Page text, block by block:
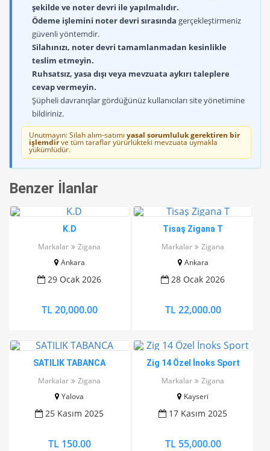
şekilde ve noter devri ile yapılmalıdır.
Ödeme işlemini noter devri sırasında gerçekleştirmeniz
güvenli yöntemdir.
Silahınızı, noter devri tamamlanmadan kesinlikle
teslim etmeyin.
Ruhsatsız, yasa dışı veya mevzuata aykırı taleplere
cevap vermeyin.
Şüpheli davranışlar gördüğünüz kullanıcıları site yönetimine
bildiriniz.
Unutmayın: Silah alım-satımı yasal sorumluluk gerektiren bir
işlemdirve tüm taraflar yürürlükteki mevzuata uymakla
yükümlüdür.
Benzer İlanlar
K.D
Markalar
Zigana
Ankara
29 Ocak 2026
TL 20,000.00
Tisaş Zigana T
Markalar
Zigana
Ankara
28 Ocak 2026
TL 22,000.00
SATILIK TABANCA
Markalar
Zigana
Yalova
25 Kasım 2025
TL 150.00
Zig 14 Özel İnoks Sport
Markalar
Zigana
Kayseri
17 Kasım 2025
TL 55,000.00